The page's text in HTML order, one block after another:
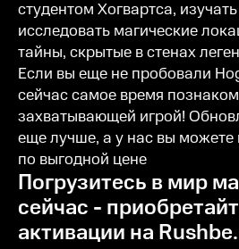
студентом Хогвартса,
исследовать магические
тайны, скрытые в стенах
Если вы еще не пробовали
сейчас самое время
захватывающей игрой!
еще лучше, а у нас вы можете
по выгодной цене
Погрузитесь в мир магии прямо
сейчас -
активации на